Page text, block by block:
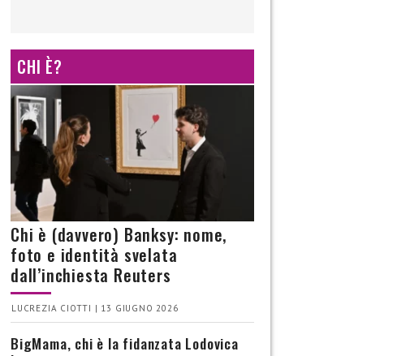
CHI È?
Chi è (davvero) Banksy: nome,
foto e identità svelata
dall’inchiesta Reuters
LUCREZIA CIOTTI | 13 GIUGNO 2026
BigMama, chi è la fidanzata Lodovica